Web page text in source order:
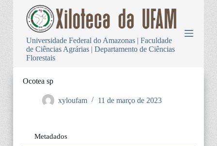
Universidade Federal do Amazonas | Faculdade
de Ciências Agrárias | Departamento de Ciências
Florestais
Ocotea sp
xyloufam 11 de março de 2023
Metadados